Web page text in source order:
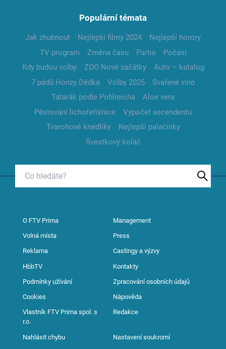
Populární témata
Jak zhubnout Nejlepší filmy 2024
Nejlepší horory
TV program
Změna času Partie
Počasí
Kdy budou volby
ZOO Nové začátky
Auto – katalog
7 pádů Honzy Dědka
Volby 2025
Svařené víno
Tatarák podle Pohlreicha
Aloe vera
Pěstování lichořeřišnice
Výpočet ascendentu
Tvarohové knedlíky
Nejlepší palačinky
Švestkový koláč
O FTV Prima Management
Volná místa Press
Reklama Castingy a výzvy
HbbTV Kontakty
Podmínky užívání Zpracování osobních údajů
Cookies Nápověda
Vlastník FTV Prima spol. s
r.o.
Redakce
Nahlásit chybu Nastavení soukromí